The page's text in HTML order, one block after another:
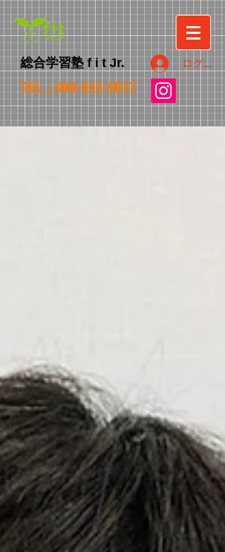
総合学習塾 f i t Jr. ログイン
TEL：089-933-9877